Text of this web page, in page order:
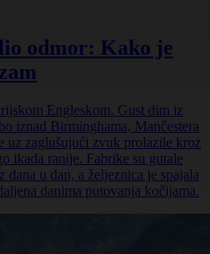
odmor: Kako je
Engleskom. Gust dim iz
iznad Birminghama, Mančestera
uz zaglušujući zvuk prolazile kroz
ikada ranije. Fabrike su gutale
u dan, a željeznica je spajala
danima putovanja kočijama.